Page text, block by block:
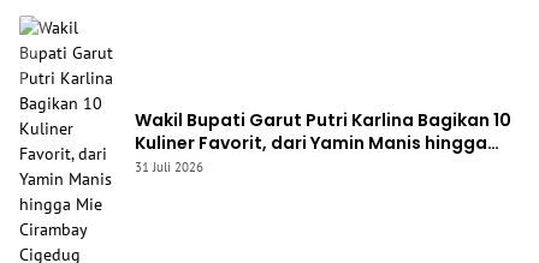
Wakil Bupati Garut Putri Karlina Bagikan 10
Kuliner Favorit, dari Yamin Manis hingga
Mie Cirambay Cigedug
31 Juli 2026